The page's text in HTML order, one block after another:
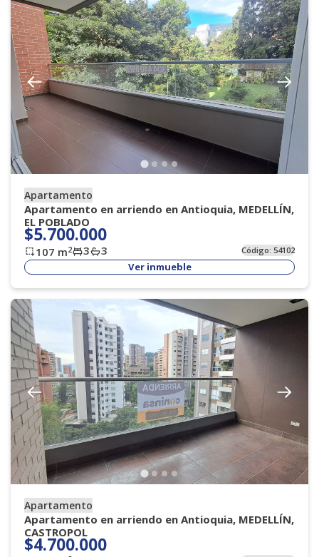
Apartamento
Apartamento en arriendo en Antioquia, MEDELLÍN,
EL POBLADO
$5.700.000
107 m2 3 3 Código:54102
Ver inmueble
Apartamento
Apartamento en arriendo en Antioquia, MEDELLÍN,
CASTROPOL
$4.700.000